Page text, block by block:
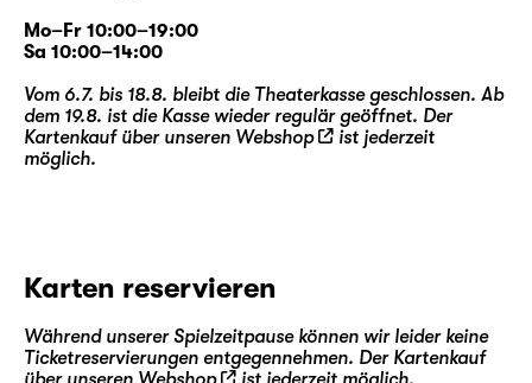
Mo–Fr 10:00–19:00
Sa 10:00–14:00
Vom 6.7. bis 18.8. bleibt die Theaterkasse geschlossen. Ab
dem 19.8. ist die Kasse wieder regulär geöffnet. Der
Kartenkauf über unseren Webshop
ist jederzeit
möglich.
Karten reservieren
Während unserer Spielzeitpause können wir leider keine
Ticketreservierungen entgegennehmen. Der Kartenkauf